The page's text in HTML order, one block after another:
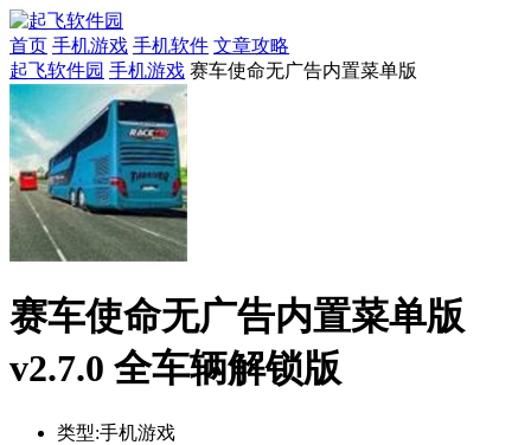
首页 手机游戏 手机软件 文章攻略
起飞软件园 手机游戏 赛车使命无广告内置菜单版
赛车使命无广告内置菜单版
v2.7.0 全车辆解锁版
类型:手机游戏